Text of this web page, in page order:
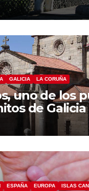
GALICIA LA CORUÑA
uno de los
de Galicia
ESPAÑA EUROPA
ISLAS